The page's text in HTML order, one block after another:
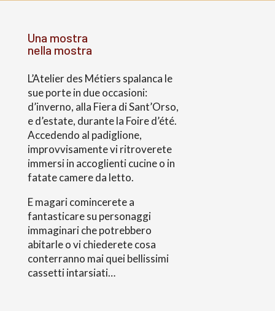
Una mostra
nella mostra
L’Atelier des Métiers spalanca le
sue porte in due occasioni:
d’inverno, alla Fiera di Sant’Orso,
e d’estate, durante la Foire d’été.
Accedendo al padiglione,
improvvisamente vi ritroverete
immersi in accoglienti cucine o in
fatate camere da letto.
E magari comincerete a
fantasticare su personaggi
immaginari che potrebbero
abitarle o vi chiederete cosa
conterranno mai quei bellissimi
cassetti intarsiati…